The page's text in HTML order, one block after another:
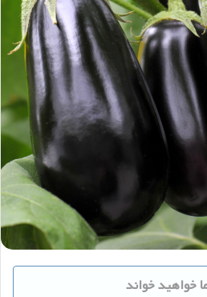
خواهید خواند